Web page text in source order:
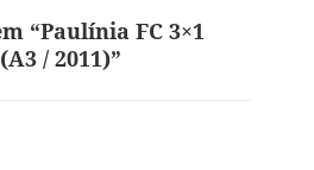
“Paulínia FC 3×1
/ 2011)”